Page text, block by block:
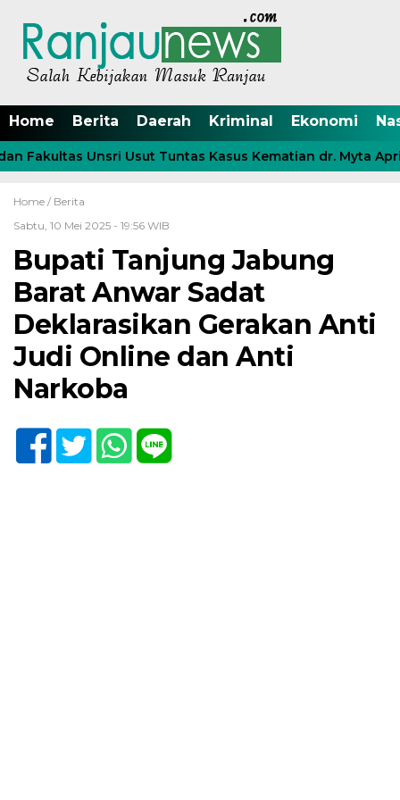
Home Berita Daerah Kriminal Ekonomi
Fakultas Unsri Usut Tuntas Kasus Kematian dr. Myta
Home / Berita
Sabtu, 10 Mei 2025 - 19:56 WIB
Bupati Tanjung Jabung
Barat Anwar Sadat
Deklarasikan Gerakan Anti
Judi Online dan Anti
Narkoba